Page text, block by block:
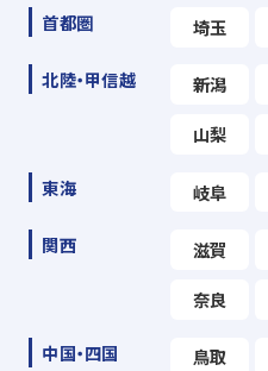
首都圏 埼玉
北陸・甲信越 新潟
山梨
東海 岐阜
関西 滋賀
奈良
中国・四国 鳥取